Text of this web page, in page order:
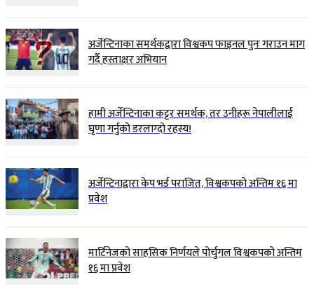
अर्जेन्टिनाका समर्थकद्वारा विश्वकप फाइनल पुनः गराउन माग
गर्दै हस्ताक्षर अभियान
हामी अर्जेन्टिनाका कट्टर समर्थक, तर उनीहरू नेपालीलाई
घृणा गर्नुको डरलाग्दो रहस्य!
अर्जेन्टिनाद्वारा केप भर्ड पराजित, विश्वकपको अन्तिम १६ मा
प्रवेश
मार्टिनेजको साहसिक निर्णयले पोर्चुगल विश्वकपको अन्तिम
१६ मा प्रवेश